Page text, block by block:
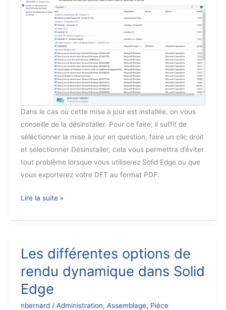
Dans le cas où cette mise à jour est installée, on vous
conseille de la désinstaller. Pour ce faire, il suffit de
sélectionner la mise à jour en question, faire un clic droit
et sélectionner Désinstaller, cela vous permettra d’éviter
tout problème lorsque vous utiliserez Solid Edge ou que
vous exporterez votre DFT au format PDF.
N’installer
les
à
jour
KB5000802
de
Windows
Lire la suite »
Les différentes options de
rendu dynamique dans Solid
Edge
nbernard / Administration, Assemblage, Pièce